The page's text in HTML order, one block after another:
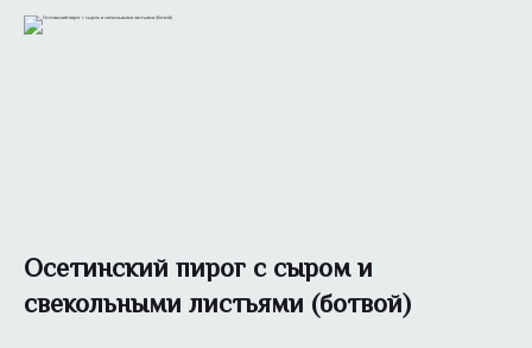
Осетинский пирог с сыром и
свекольными листьями (ботвой)